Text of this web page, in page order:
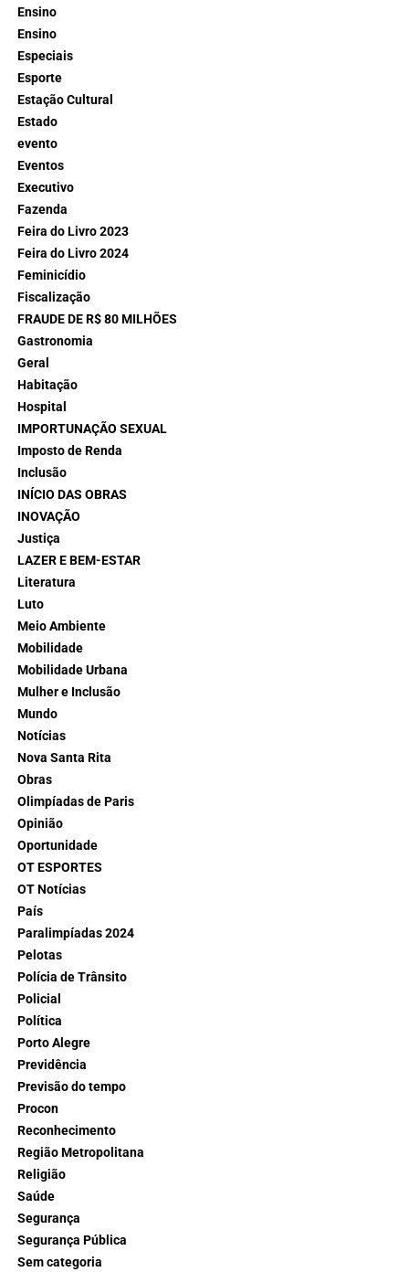
Ensino
Ensino
Especiais
Esporte
Estação Cultural
Estado
evento
Eventos
Executivo
Fazenda
Feira do Livro 2023
Feira do Livro 2024
Feminicídio
Fiscalização
FRAUDE DE R$ 80 MILHÕES
Gastronomia
Geral
Habitação
Hospital
IMPORTUNAÇÃO SEXUAL
Imposto de Renda
Inclusão
INÍCIO DAS OBRAS
INOVAÇÃO
Justiça
LAZER E BEM-ESTAR
Literatura
Luto
Meio Ambiente
Mobilidade
Mobilidade Urbana
Mulher e Inclusão
Mundo
Notícias
Nova Santa Rita
Obras
Olimpíadas de Paris
Opinião
Oportunidade
OT ESPORTES
OT Notícias
País
Paralimpíadas 2024
Pelotas
Polícia de Trânsito
Policial
Política
Porto Alegre
Previdência
Previsão do tempo
Procon
Reconhecimento
Região Metropolitana
Religião
Saúde
Segurança
Segurança Pública
Sem categoria